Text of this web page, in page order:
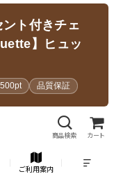
ト付きチェ
】ヒュッ
品質保証
商品検索 カート
ご利用案内